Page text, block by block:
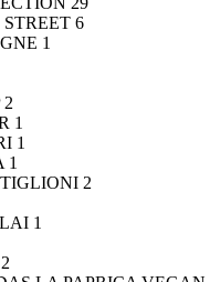
6
1
2
1
1
1
2
1
2